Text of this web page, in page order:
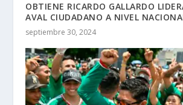
OBTIENE RICARDO GALLARDO
AVAL CIUDADANO A NIVEL
septiembre 30, 2024